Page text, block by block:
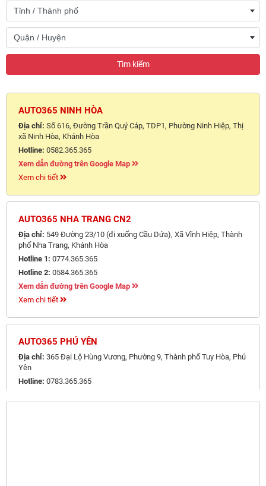
Tỉnh / Thành phố
Quận / Huyện
Tìm kiếm
AUTO365 NINH HÒA
Địa chỉ: Số 616, Đường Trần Quý Cáp, TDP1, Phường Ninh Hiệp, Thị
xã Ninh Hòa, Khánh Hòa
Hotline: 0582.365.365
Xem dẫn đường trên Google Map
Xem chi tiết
AUTO365 NHA TRANG CN2
Địa chỉ: 549 Đường 23/10 (đi xuống Cầu Dứa), Xã Vĩnh Hiệp, Thành
phố Nha Trang, Khánh Hòa
Hotline 1: 0774.365.365
Hotline 2: 0584.365.365
Xem dẫn đường trên Google Map
Xem chi tiết
AUTO365 PHÚ YÊN
Địa chỉ: 365 Đại Lộ Hùng Vương, Phường 9, Thành phố Tuy Hòa, Phú
Yên
Hotline: 0783.365.365